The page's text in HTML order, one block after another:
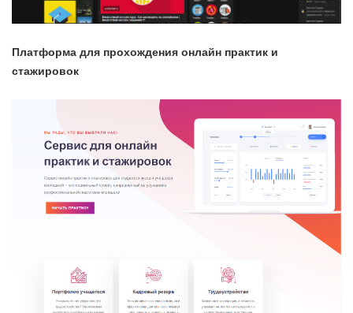
Платформа для прохождения онлайн практик и
стажировок